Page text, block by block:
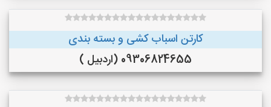
کارتن اسباب کشی و بسته بندی
09306824655 (اردبیل )